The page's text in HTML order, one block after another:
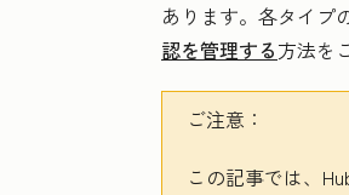
あります。各タイプ
認を管理する方法を
ご注意：
この記事では、